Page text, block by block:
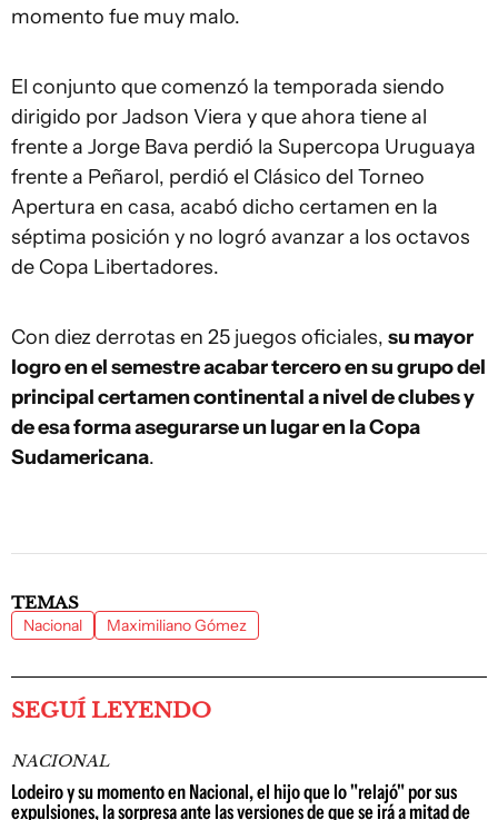
momento fue muy malo.
El conjunto que comenzó la temporada siendo
dirigido por Jadson Viera y que ahora tiene al
frente a Jorge Bava perdió la Supercopa Uruguaya
frente a Peñarol, perdió el Clásico del Torneo
Apertura en casa, acabó dicho certamen en la
séptima posición y no logró avanzar a los octavos
de Copa Libertadores.
Con diez derrotas en 25 juegos oficiales, su mayor
logro en el semestre acabar tercero en su grupo del
principal certamen continental a nivel de clubes y
de esa forma asegurarse un lugar en la Copa
Sudamericana.
TEMAS
Nacional Maximiliano Gómez
SEGUÍ LEYENDO
NACIONAL
Lodeiro y su momento en Nacional, el hijo que lo "relajó" por sus
expulsiones, la sorpresa ante las versiones de que se irá a mitad de